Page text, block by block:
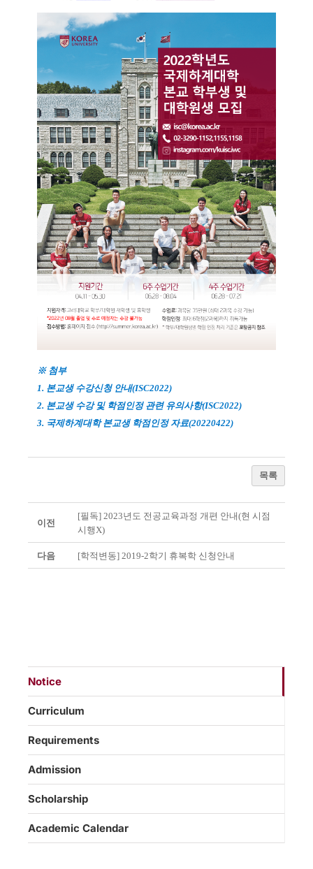
※ 첨부
1. 본교생 수강신청 안내(ISC2022)
2. 본교생 수강 및 학점인정 관련 유의사항(ISC2022)
3. 국제하계대학 본교생 학점인정 자료(20220422)
목록
이전
[필독] 2023년도 전공교육과정 개편 안내(현 시점
시행X)
다음 [학적변동] 2019-2학기 휴복학 신청안내
Notice
Curriculum
Requirements
Admission
Scholarship
Academic Calendar